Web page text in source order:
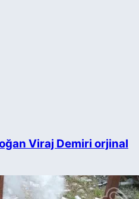
Viraj Demiri orjinal